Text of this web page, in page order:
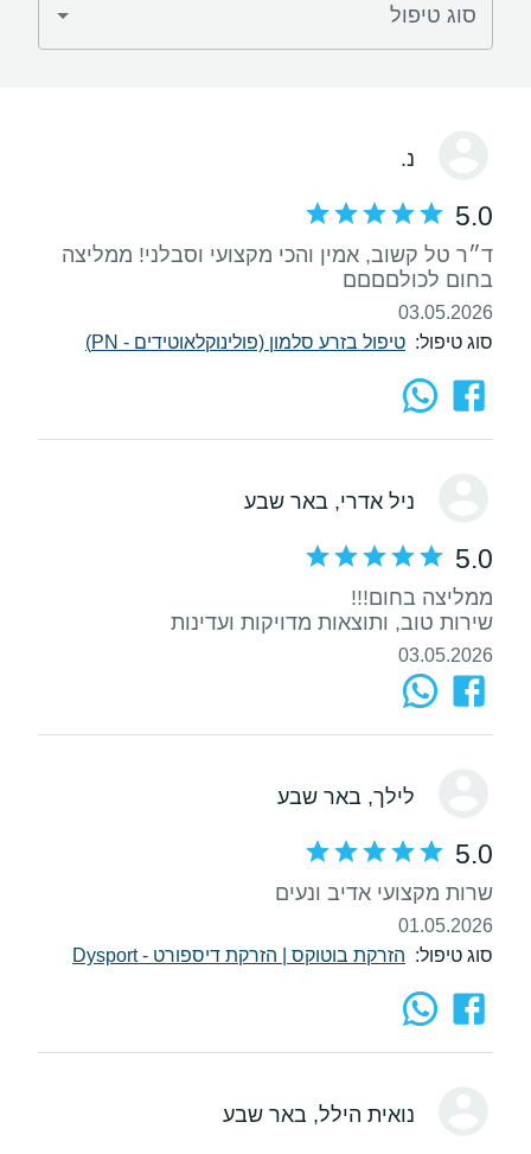
סוג טיפול
נ.
5.0
ד״ר טל קשוב, אמין והכי מקצועי וסבלני! ממליצה
בחום לכולםםםם
03.05.2026
סוג טיפול: טיפול בזרע סלמון (פולינוקלאוטידים - PN)
ניל אדרי, באר שבע
5.0
שירות טוב, ותוצאות מדויקות ועדינות
03.05.2026
לילך, באר שבע
5.0
שרות מקצועי אדיב ונעים
01.05.2026
סוג טיפול: הזרקת בוטוקס הזרקת דיספורט - Dysport
נואית הילל, באר שבע